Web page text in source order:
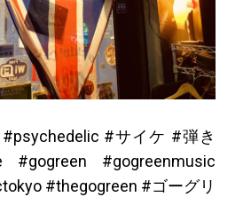
#サイケ #弾き
#gogreenmusic
#thegogreen #ゴーグリ